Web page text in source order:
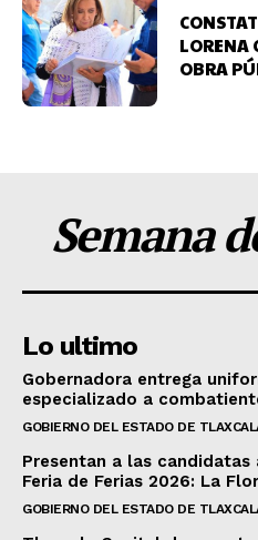
LORENA
OBRA
Semana
Lo ultimo
Gobernadora entrega
especializado a
GOBIERNO DEL ESTADO DE
Presentan a las
Feria de Ferias 2026: La
GOBIERNO DEL ESTADO DE